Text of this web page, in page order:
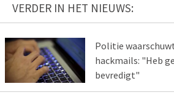
VERDER IN HET NIEUWS:
Politie
hackmails: "Heb
bevredigt"